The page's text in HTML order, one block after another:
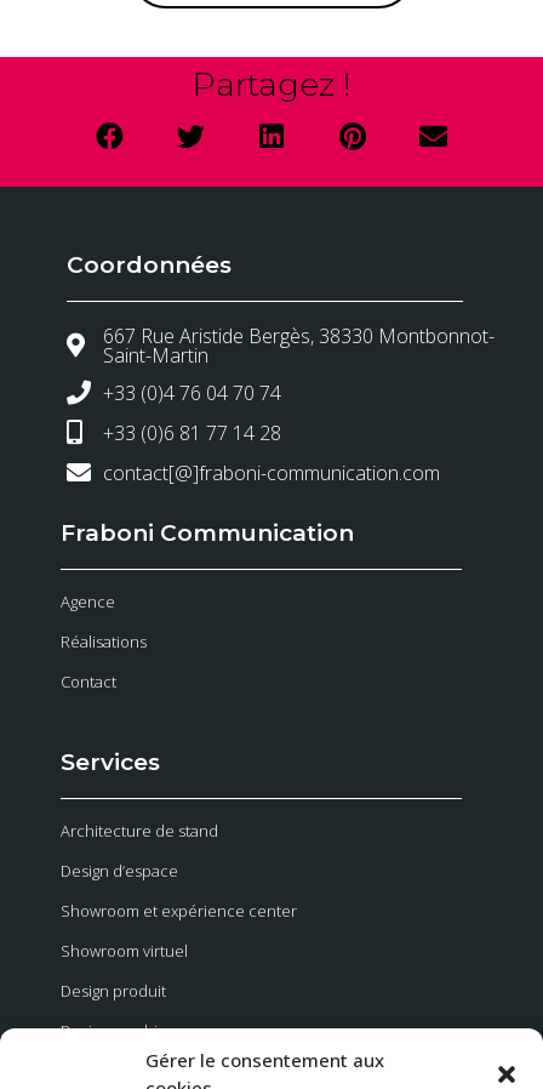
Gérer le consentement aux
Partagez !
Coordonnées
667 Rue Aristide Bergès, 38330 Montbonnot-
Saint-Martin
+33 (0)4 76 04 70 74
+33 (0)6 81 77 14 28
contact[@]fraboni-communication.com
Fraboni Communication
Agence
Réalisations
Contact
Services
Architecture de stand
Design d’espace
Showroom et expérience center
Showroom virtuel
Design produit
Design graphique
Evénementiel